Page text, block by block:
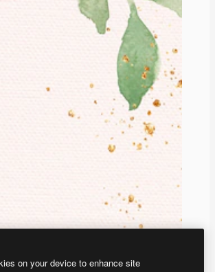
on your device to enhance site